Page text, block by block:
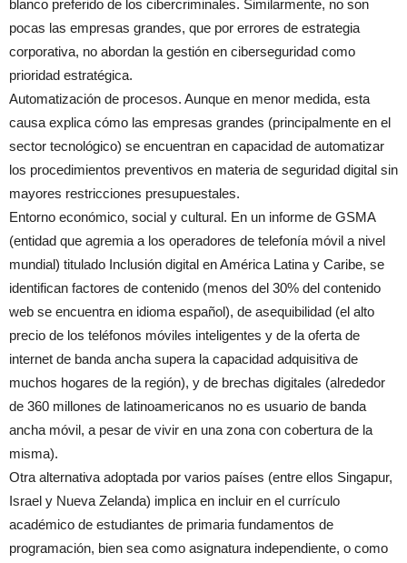
blanco preferido de los cibercriminales. Similarmente, no son
pocas las empresas grandes, que por errores de estrategia
corporativa, no abordan la gestión en ciberseguridad como
prioridad estratégica.
Automatización de procesos. Aunque en menor medida, esta
causa explica cómo las empresas grandes (principalmente en el
sector tecnológico) se encuentran en capacidad de automatizar
los procedimientos preventivos en materia de seguridad digital sin
mayores restricciones presupuestales.
Entorno económico, social y cultural. En un informe de GSMA
(entidad que agremia a los operadores de telefonía móvil a nivel
mundial) titulado Inclusión digital en América Latina y Caribe, se
identifican factores de contenido (menos del 30% del contenido
web se encuentra en idioma español), de asequibilidad (el alto
precio de los teléfonos móviles inteligentes y de la oferta de
internet de banda ancha supera la capacidad adquisitiva de
muchos hogares de la región), y de brechas digitales (alrededor
de 360 millones de latinoamericanos no es usuario de banda
ancha móvil, a pesar de vivir en una zona con cobertura de la
misma).
Otra alternativa adoptada por varios países (entre ellos Singapur,
Israel y Nueva Zelanda) implica en incluir en el currículo
académico de estudiantes de primaria fundamentos de
programación, bien sea como asignatura independiente, o como